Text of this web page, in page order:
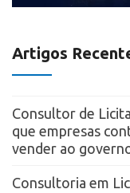
Artigos
Consultor de
que empresas
vender ao
Consultoria em